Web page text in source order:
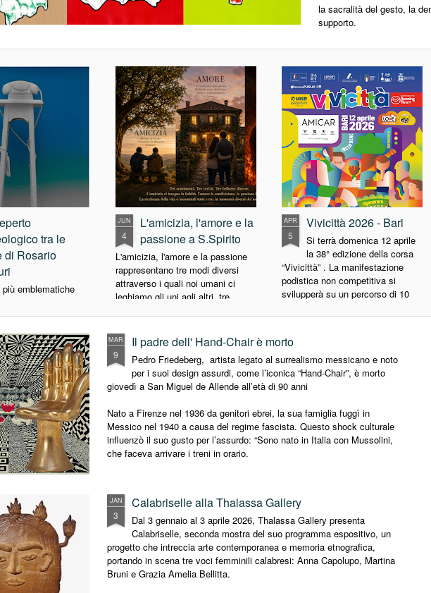
la sacralità del gesto, la
supporto.
tra le
di Rosario
più emblematiche
si impone
di sintetizzare
alcuni dei
della sua
l'oggetto
l'ironia e il
JUN
4
L'amicizia, l'amore e la
passione a S.Spirito
L'amicizia, l'amore e la passione
rappresentano tre modi diversi
attraverso i quali noi umani ci
leghiamo gli uni agli altri, tre
caratteristiche profondamente
diffferenti.
L'amicizia è forse il legame più
resistente al tempo. Non ha
vicinanza quotidiana, delle
promesse solenni o della
condivisione continua.
APR
5
Vivicittà 2026 - Bari
Si terrà domenica 12 aprile
la 38° edizione della corsa
“Vivicittà” . La manifestazione
podistica non competitiva si
svilupperà su un percorso di 10
un differente punto di partenza,
tradizionale, largo 2 Giugno.
MAR
9
Il padre dell' Hand-Chair è morto
Pedro Friedeberg, artista legato al surrealismo messicano e noto
per i suoi design assurdi, come l’iconica “Hand-Chair”, è morto
giovedì a San Miguel de Allende all’età di 90 anni
Nato a Firenze nel 1936 da genitori ebrei, la sua famiglia fuggì in
Messico nel 1940 a causa del regime fascista. Questo shock culturale
influenzò il suo gusto per l’assurdo: “Sono nato in Italia con Mussolini,
che faceva arrivare i treni in orario.
JAN
3
Calabriselle alla Thalassa Gallery
Dal 3 gennaio al 3 aprile 2026, Thalassa Gallery presenta
Calabriselle, seconda mostra del suo programma espositivo, un
progetto che intreccia arte contemporanea e memoria etnografica,
portando in scena tre voci femminili calabresi: Anna Capolupo, Martina
Bruni e Grazia Amelia Bellitta.